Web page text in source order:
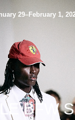
29–February 1,
BFW